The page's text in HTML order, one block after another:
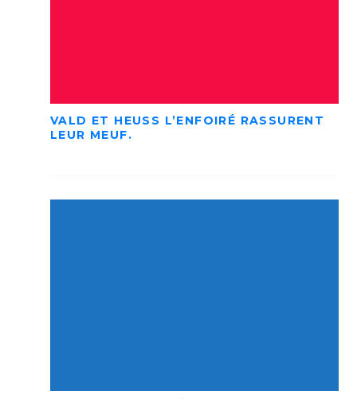
VALD ET HEUSS L’ENFOIRÉ RASSURENT
LEUR MEUF.